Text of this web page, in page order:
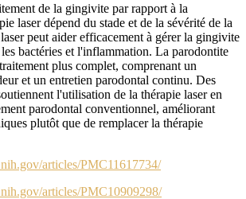
de la gingivite par rapport à la
laser dépend du stade et de la sévérité de la
peut aider efficacement à gérer la gingivite
bactéries et l'inflammation. La parodontite
plus complet, comprenant un
et un entretien parodontal continu. Des
l'utilisation de la thérapie laser en
parodontal conventionnel, améliorant
plutôt que de remplacer la thérapie
articles/PMC11617734/
articles/PMC10909298/